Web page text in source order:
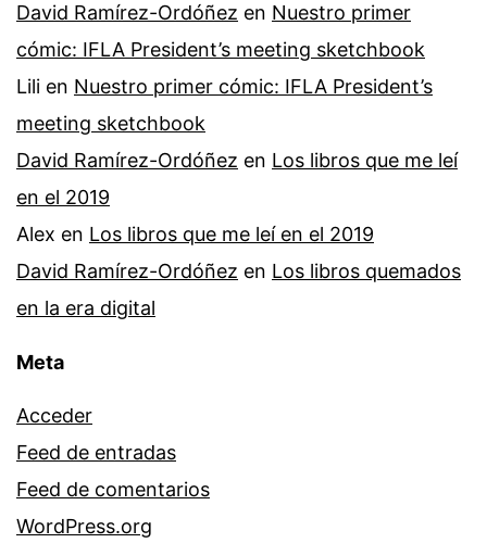
David Ramírez-Ordóñez en Nuestro primer
cómic: IFLA President’s meeting sketchbook
Lili en Nuestro primer cómic: IFLA President’s
meeting sketchbook
David Ramírez-Ordóñez en Los libros que me leí
en el 2019
Alex en Los libros que me leí en el 2019
David Ramírez-Ordóñez en Los libros quemados
en la era digital
Meta
Acceder
Feed de entradas
Feed de comentarios
WordPress.org